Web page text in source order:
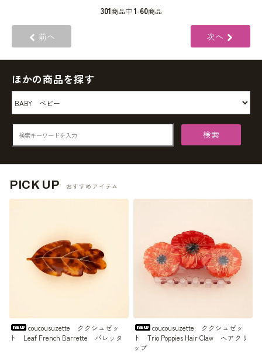
301商品中1-60商品
前へ 次へ
ほかの商品を探す
検索
PICK UP おすすめアイテム
coucousuzette ククシュゼッ
ト Leaf French Barrette バレッタ
coucousuzette ククシュゼッ
ト Trio Poppies Hair Claw ヘアクリ
ップ